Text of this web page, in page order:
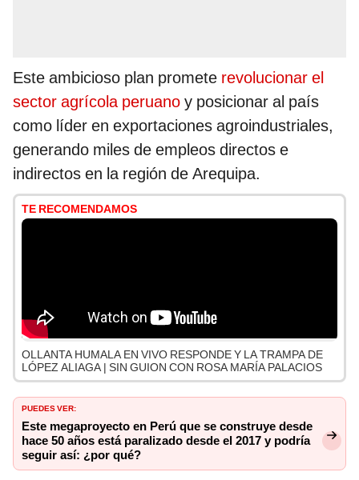
Este ambicioso plan promete revolucionar el
sector agrícola peruano y posicionar al país
como líder en exportaciones agroindustriales,
generando miles de empleos directos e
indirectos en la región de Arequipa.
TE RECOMENDAMOS
OLLANTA HUMALA EN VIVO RESPONDE Y LA TRAMPA DE
LÓPEZ ALIAGA | SIN GUION CON ROSA MARÍA PALACIOS
PUEDES VER:
Este megaproyecto en Perú que se construye desde
hace 50 años está paralizado desde el 2017 y podría
seguir así: ¿por qué?